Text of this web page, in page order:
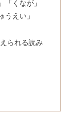
「くなが」
うえい」
られる読み